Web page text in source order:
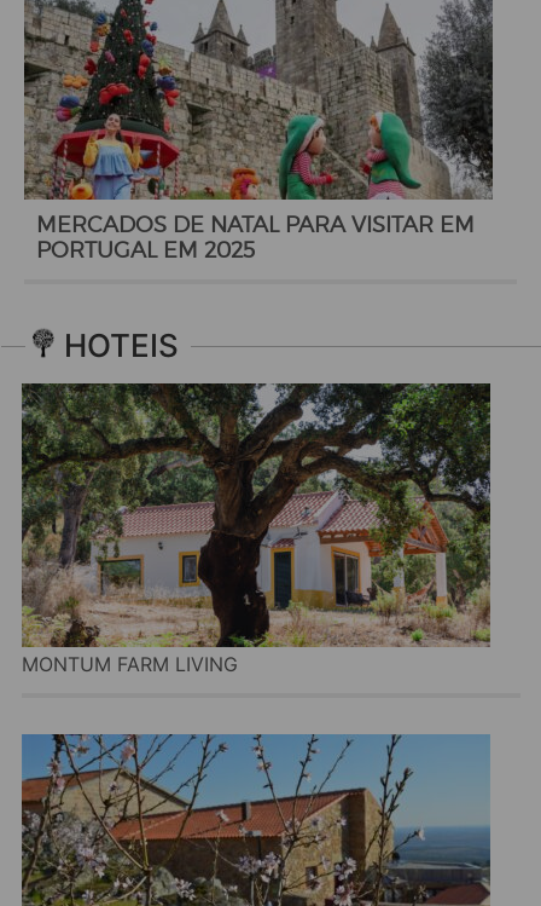
MERCADOS DE NATAL PARA VISITAR EM
PORTUGAL EM 2025
HOTEIS
MONTUM FARM LIVING